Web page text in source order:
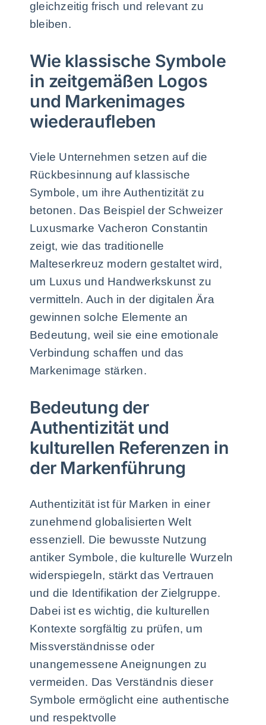
gleichzeitig frisch und relevant zu
bleiben.
Wie klassische Symbole
in zeitgemäßen Logos
und Markenimages
wiederaufleben
Viele Unternehmen setzen auf die
Rückbesinnung auf klassische
Symbole, um ihre Authentizität zu
betonen. Das Beispiel der Schweizer
Luxusmarke Vacheron Constantin
zeigt, wie das traditionelle
Malteserkreuz modern gestaltet wird,
um Luxus und Handwerkskunst zu
vermitteln. Auch in der digitalen Ära
gewinnen solche Elemente an
Bedeutung, weil sie eine emotionale
Verbindung schaffen und das
Markenimage stärken.
Bedeutung der
Authentizität und
kulturellen Referenzen in
der Markenführung
Authentizität ist für Marken in einer
zunehmend globalisierten Welt
essenziell. Die bewusste Nutzung
antiker Symbole, die kulturelle Wurzeln
widerspiegeln, stärkt das Vertrauen
und die Identifikation der Zielgruppe.
Dabei ist es wichtig, die kulturellen
Kontexte sorgfältig zu prüfen, um
Missverständnisse oder
unangemessene Aneignungen zu
vermeiden. Das Verständnis dieser
Symbole ermöglicht eine authentische
und respektvolle